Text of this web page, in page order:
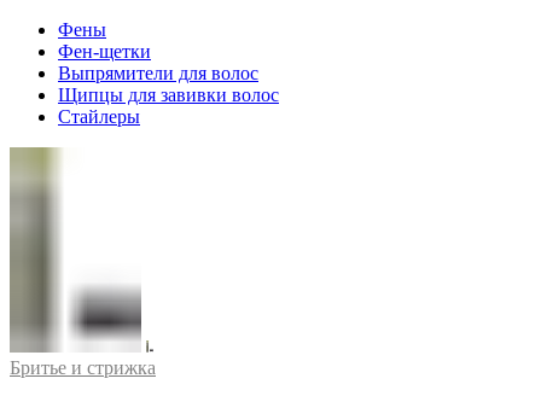
Фены
Фен-щетки
Выпрямители для волос
Щипцы для завивки волос
Стайлеры
Бритье и стрижка